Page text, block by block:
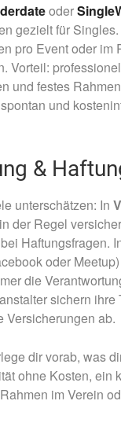
oder
gezielt für
pro Event oder im
Vorteil:
und festes
und
&
unterschätzen: In
der Regel
Haftungsfragen.
oder
die
sichern ihre
Versicherungen ab.
dir vorab, was
ohne Kosten, ein
im Verein